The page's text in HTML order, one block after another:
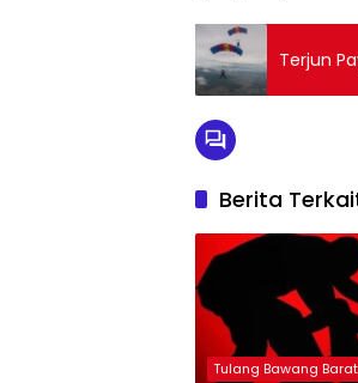
Terjun
Berita
Tulang Bawang Barat